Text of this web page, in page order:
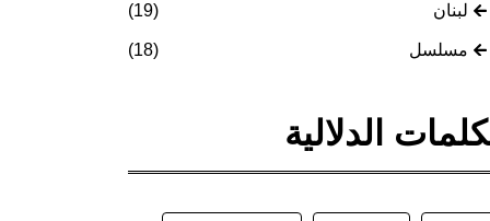
لبنان (19)
مسلسل (18)
الدلالية